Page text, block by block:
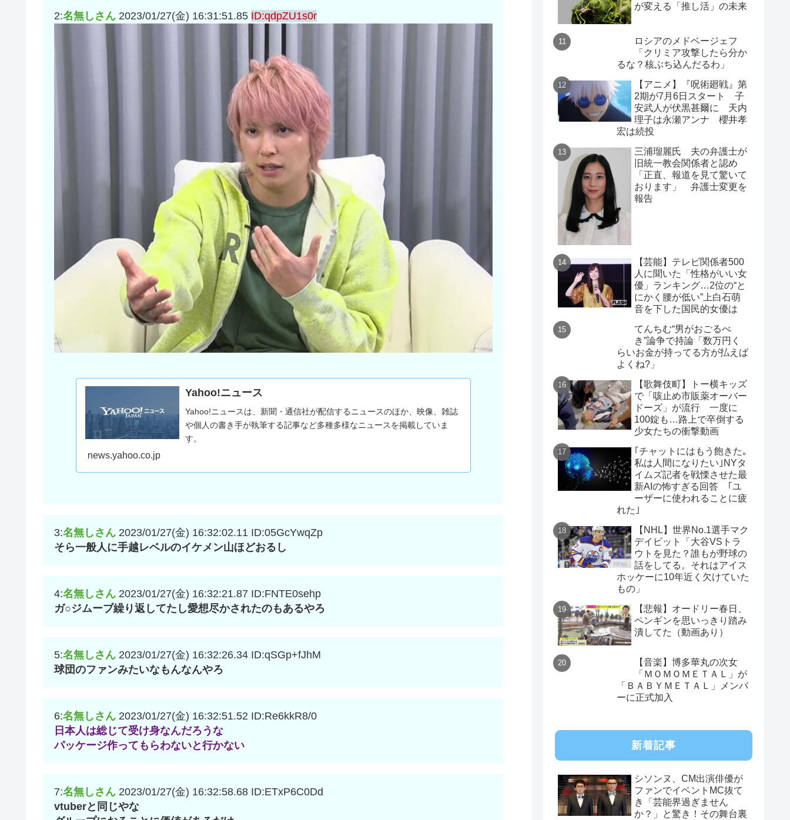
2:名無しさん 2023/01/27(金) 16:31:51.85 ID:qdpZU1s0r
Yahoo!ニュース
Yahoo!ニュースは、新聞・通信社が配信するニュースのほか、映像、雑誌
や個人の書き手が執筆する記事など多種多様なニュースを掲載していま
す。
news.yahoo.co.jp
3:名無しさん 2023/01/27(金) 16:32:02.11 ID:05GcYwqZp
そら一般人に手越レベルのイケメン山ほどおるし
4:名無しさん 2023/01/27(金) 16:32:21.87 ID:FNTE0sehp
ガ○ジムーブ繰り返してたし愛想尽かされたのもあるやろ
5:名無しさん 2023/01/27(金) 16:32:26.34 ID:qSGp+fJhM
球団のファンみたいなもんなんやろ
6:名無しさん 2023/01/27(金) 16:32:51.52 ID:Re6kkR8/0
日本人は総じて受け身なんだろうな
パッケージ作ってもらわないと行かない
7:名無しさん 2023/01/27(金) 16:32:58.68 ID:ETxP6C0Dd
vtuberと同じやな
が変える「推し活」の未来
ロシアのメドベージェフ
「クリミア攻撃したら分か
るな？核ぶち込んだるわ」
【アニメ】『呪術廻戦』第
2期が7月6日スタート 子
安武人が伏黒甚爾に 天内
理子は永瀬アンナ 櫻井孝
宏は続投
三浦瑠麗氏 夫の弁護士が
旧統一教会関係者と認め
「正直、報道を見て驚いて
おります」 弁護士変更を
報告
【芸能】テレビ関係者500
人に聞いた「性格がいい女
優」ランキング…2位の“と
にかく腰が低い”上白石萌
音を下した国民的女優は
てんちむ“男がおごるべ
き”論争で持論「数万円く
らいお金が持ってる方が払えば
よくね?」
【歌舞伎町】トー横キッズ
で「咳止め市販薬オーバー
ドーズ」が流行 一度に
100錠も…路上で卒倒する
少女たちの衝撃動画
｢チャットにはもう飽きた｡
私は人間になりたい｣NYタ
イムズ記者を戦慄させた最
新AIの怖すぎる回答 ｢ユ
ーザーに使われることに疲
れた｣
【NHL】世界No.1選手マク
デイビット「大谷VSトラ
ウトを見た？誰もが野球の
話をしてる。それはアイス
ホッケーに10年近く欠けていた
もの」
【悲報】オードリー春日、
ペンギンを思いっきり踏み
潰してた（動画あり）
【音楽】博多華丸の次女
「ＭＯＭＯＭＥＴＡＬ」が
「ＢＡＢＹＭＥＴＡＬ」メンバ
ーに正式加入
新着記事
シソンヌ、CM出演俳優が
ファンでイベントMC抜て
き「芸能界過ぎません
か？」と驚き！その舞台裏